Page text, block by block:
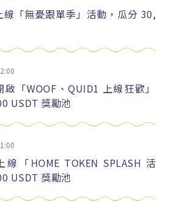
線「無憂跟單季」活動，瓜分 30,
啟「WOOF、QUID1 上線狂歡」
USDT 獎勵池
線「HOME TOKEN SPLASH 活
USDT 獎勵池